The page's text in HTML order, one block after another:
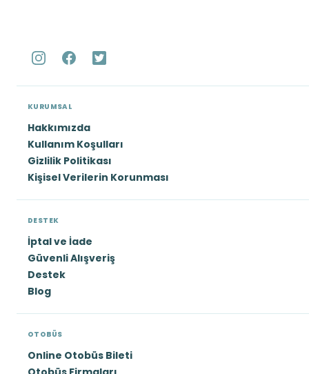
KURUMSAL
Hakkımızda
Kullanım Koşulları
Gizlilik Politikası
Kişisel Verilerin Korunması
DESTEK
İptal ve İade
Güvenli Alışveriş
Destek
Blog
OTOBÜS
Online Otobüs Bileti